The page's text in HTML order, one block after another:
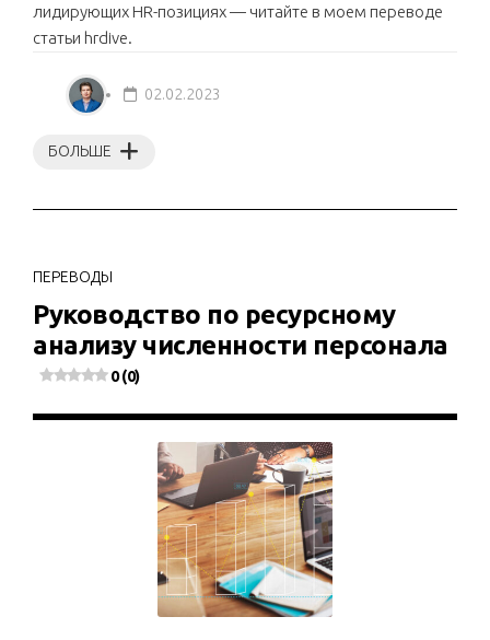
лидирующих HR-позициях — читайте в моем переводе
статьи hrdive.
БОЛЬШЕ
02.02.2023
ПЕРЕВОДЫ
Руководство по ресурсному
анализу численности персонала
0 (0)